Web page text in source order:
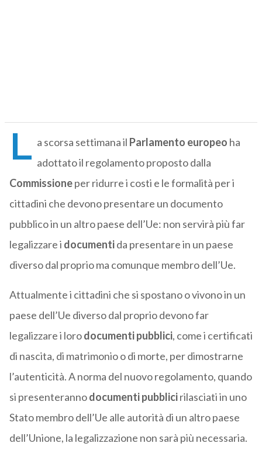
L a scorsa settimana il Parlamento europeo ha
adottato il regolamento proposto dalla
Commissioneper ridurre i costi e le formalità per i
cittadini che devono presentare un documento
pubblico in un altro paese dell’Ue: non servirà più far
legalizzare i documentida presentare in un paese
diverso dal proprio ma comunque membro dell’Ue.
Attualmente i cittadini che si spostano o vivono in un
paese dell’Ue diverso dal proprio devono far
legalizzare i lorodocumenti pubblici, come i certificati
di nascita, di matrimonio o di morte, per dimostrarne
l’autenticità. A norma del nuovo regolamento, quando
si presenterannodocumenti pubblicirilasciati in uno
Stato membro dell’Ue alle autorità di un altro paese
dell’Unione, la legalizzazione non sarà più necessaria.